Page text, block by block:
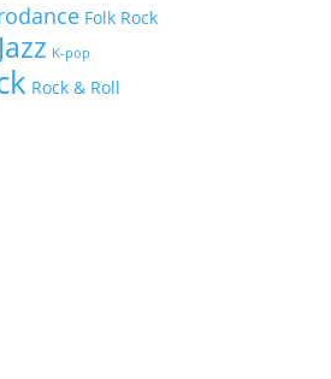
Folk Rock
Jazz K-pop
Rock & Roll